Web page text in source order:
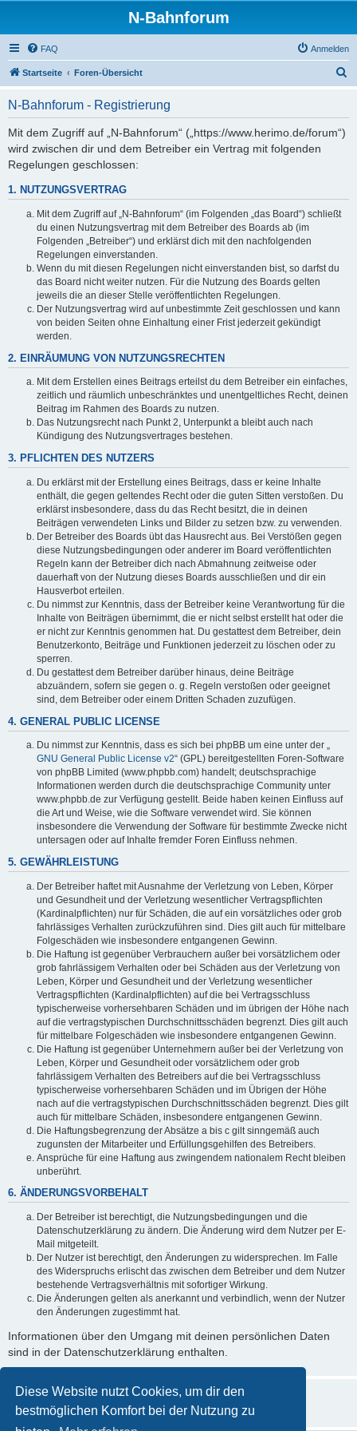
Diese Website nutzt Cookies, um dir den
bestmöglichen Komfort bei der Nutzung zu
N-Bahnforum
FAQ Anmelden
Startseite Foren-Übersicht
N-Bahnforum - Registrierung
Mit dem Zugriff auf „N-Bahnforum“ („https://www.herimo.de/forum“)
wird zwischen dir und dem Betreiber ein Vertrag mit folgenden
Regelungen geschlossen:
1. NUTZUNGSVERTRAG
Mit dem Zugriff auf „N-Bahnforum“ (im Folgenden „das Board“) schließt
du einen Nutzungsvertrag mit dem Betreiber des Boards ab (im
Folgenden „Betreiber“) und erklärst dich mit den nachfolgenden
Regelungen einverstanden.
Wenn du mit diesen Regelungen nicht einverstanden bist, so darfst du
das Board nicht weiter nutzen. Für die Nutzung des Boards gelten
jeweils die an dieser Stelle veröffentlichten Regelungen.
Der Nutzungsvertrag wird auf unbestimmte Zeit geschlossen und kann
von beiden Seiten ohne Einhaltung einer Frist jederzeit gekündigt
werden.
2. EINRÄUMUNG VON NUTZUNGSRECHTEN
Mit dem Erstellen eines Beitrags erteilst du dem Betreiber ein einfaches,
zeitlich und räumlich unbeschränktes und unentgeltliches Recht, deinen
Beitrag im Rahmen des Boards zu nutzen.
Das Nutzungsrecht nach Punkt 2, Unterpunkt a bleibt auch nach
Kündigung des Nutzungsvertrages bestehen.
3. PFLICHTEN DES NUTZERS
Du erklärst mit der Erstellung eines Beitrags, dass er keine Inhalte
enthält, die gegen geltendes Recht oder die guten Sitten verstoßen. Du
erklärst insbesondere, dass du das Recht besitzt, die in deinen
Beiträgen verwendeten Links und Bilder zu setzen bzw. zu verwenden.
Der Betreiber des Boards übt das Hausrecht aus. Bei Verstößen gegen
diese Nutzungsbedingungen oder anderer im Board veröffentlichten
Regeln kann der Betreiber dich nach Abmahnung zeitweise oder
dauerhaft von der Nutzung dieses Boards ausschließen und dir ein
Hausverbot erteilen.
Du nimmst zur Kenntnis, dass der Betreiber keine Verantwortung für die
Inhalte von Beiträgen übernimmt, die er nicht selbst erstellt hat oder die
er nicht zur Kenntnis genommen hat. Du gestattest dem Betreiber, dein
Benutzerkonto, Beiträge und Funktionen jederzeit zu löschen oder zu
sperren.
Du gestattest dem Betreiber darüber hinaus, deine Beiträge
abzuändern, sofern sie gegen o. g. Regeln verstoßen oder geeignet
sind, dem Betreiber oder einem Dritten Schaden zuzufügen.
4. GENERAL PUBLIC LICENSE
Du nimmst zur Kenntnis, dass es sich bei phpBB um eine unter der „
GNU General Public License v2“ (GPL) bereitgestellten Foren-Software
von phpBB Limited (www.phpbb.com) handelt; deutschsprachige
Informationen werden durch die deutschsprachige Community unter
www.phpbb.de zur Verfügung gestellt. Beide haben keinen Einfluss auf
die Art und Weise, wie die Software verwendet wird. Sie können
insbesondere die Verwendung der Software für bestimmte Zwecke nicht
untersagen oder auf Inhalte fremder Foren Einfluss nehmen.
5. GEWÄHRLEISTUNG
Der Betreiber haftet mit Ausnahme der Verletzung von Leben, Körper
und Gesundheit und der Verletzung wesentlicher Vertragspflichten
(Kardinalpflichten) nur für Schäden, die auf ein vorsätzliches oder grob
fahrlässiges Verhalten zurückzuführen sind. Dies gilt auch für mittelbare
Folgeschäden wie insbesondere entgangenen Gewinn.
Die Haftung ist gegenüber Verbrauchern außer bei vorsätzlichem oder
grob fahrlässigem Verhalten oder bei Schäden aus der Verletzung von
Leben, Körper und Gesundheit und der Verletzung wesentlicher
Vertragspflichten (Kardinalpflichten) auf die bei Vertragsschluss
typischerweise vorhersehbaren Schäden und im übrigen der Höhe nach
auf die vertragstypischen Durchschnittsschäden begrenzt. Dies gilt auch
für mittelbare Folgeschäden wie insbesondere entgangenen Gewinn.
Die Haftung ist gegenüber Unternehmern außer bei der Verletzung von
Leben, Körper und Gesundheit oder vorsätzlichem oder grob
fahrlässigem Verhalten des Betreibers auf die bei Vertragsschluss
typischerweise vorhersehbaren Schäden und im Übrigen der Höhe
nach auf die vertragstypischen Durchschnittsschäden begrenzt. Dies gilt
auch für mittelbare Schäden, insbesondere entgangenen Gewinn.
Die Haftungsbegrenzung der Absätze a bis c gilt sinngemäß auch
zugunsten der Mitarbeiter und Erfüllungsgehilfen des Betreibers.
Ansprüche für eine Haftung aus zwingendem nationalem Recht bleiben
unberührt.
6. ÄNDERUNGSVORBEHALT
Der Betreiber ist berechtigt, die Nutzungsbedingungen und die
Datenschutzerklärung zu ändern. Die Änderung wird dem Nutzer per E-
Mail mitgeteilt.
Der Nutzer ist berechtigt, den Änderungen zu widersprechen. Im Falle
des Widerspruchs erlischt das zwischen dem Betreiber und dem Nutzer
bestehende Vertragsverhältnis mit sofortiger Wirkung.
Die Änderungen gelten als anerkannt und verbindlich, wenn der Nutzer
den Änderungen zugestimmt hat.
Informationen über den Umgang mit deinen persönlichen Daten
sind in der Datenschutzerklärung enthalten.